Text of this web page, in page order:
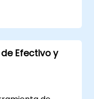
de Efectivo y